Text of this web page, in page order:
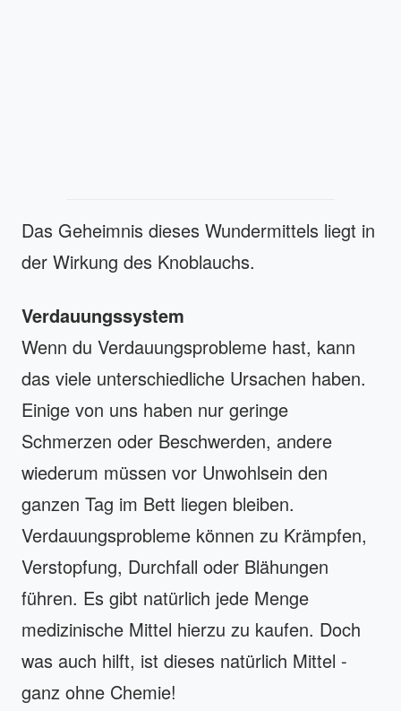
Das Geheimnis dieses Wundermittels liegt in
der Wirkung des Knoblauchs.
Verdauungssystem
Wenn du Verdauungsprobleme hast, kann
das viele unterschiedliche Ursachen haben.
Einige von uns haben nur geringe
Schmerzen oder Beschwerden, andere
wiederum müssen vor Unwohlsein den
ganzen Tag im Bett liegen bleiben.
Verdauungsprobleme können zu Krämpfen,
Verstopfung, Durchfall oder Blähungen
führen. Es gibt natürlich jede Menge
medizinische Mittel hierzu zu kaufen. Doch
was auch hilft, ist dieses natürlich Mittel -
ganz ohne Chemie!